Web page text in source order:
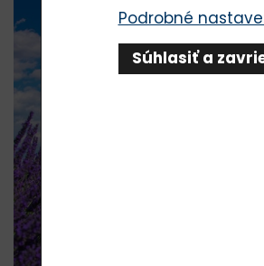
Podrobné
Súhlasiť a